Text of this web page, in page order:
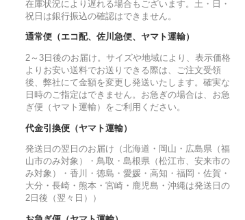
在庫状況により遅れる場合もございます。土・日・
祝日は銀行振込の確認はできません。
通常便（エコ配、佐川急便、ヤマト運輸）
2～3日後のお届け。サイズや地域により、表示価格
よりお安い送料でお送りできる際は、ご注文受領
後、弊社にて金額を変更し発送いたします。確実な
日時のご指定はできません。お急ぎの場合は、お急
ぎ便（ヤマト運輸）をご利用ください。
代金引換便（ヤマト運輸）
発送日の翌日のお届け（北海道・岡山・広島県（福
山市のみ対象）・鳥取・島根県（松江市、安来市の
み対象）・香川・徳島・愛媛・高知・福岡・佐賀・
大分・長崎・熊本・宮崎・鹿児島・沖縄は発送日の
2日後（翌々日））